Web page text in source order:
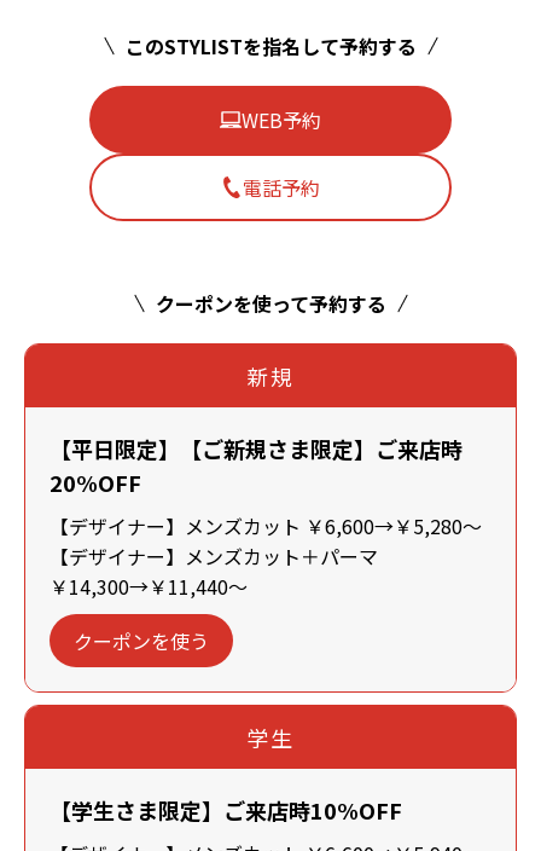
このSTYLISTを指名して予約する
WEB予約
電話予約
クーポンを使って予約する
新規
【平日限定】【ご新規さま限定】ご来店時
20%OFF
【デザイナー】メンズカット ￥6,600→￥5,280～
【デザイナー】メンズカット＋パーマ
￥14,300→￥11,440～
クーポンを使う
学生
【学生さま限定】ご来店時10%OFF